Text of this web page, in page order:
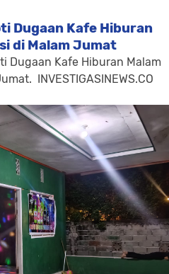
Dugaan Kafe Hiburan
di Malam Jumat
Dugaan Kafe Hiburan Malam
INVESTIGASINEWS.CO